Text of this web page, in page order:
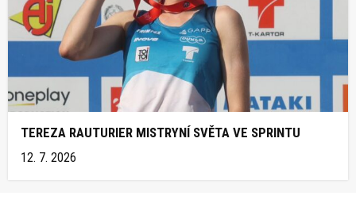
TEREZA RAUTURIER MISTRYNÍ SVĚTA VE SPRINTU
12. 7. 2026